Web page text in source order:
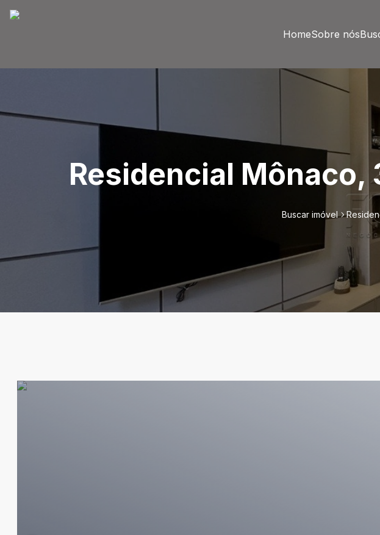
HomeSobre nós
Residencial Mônaco,
Buscar imóvel